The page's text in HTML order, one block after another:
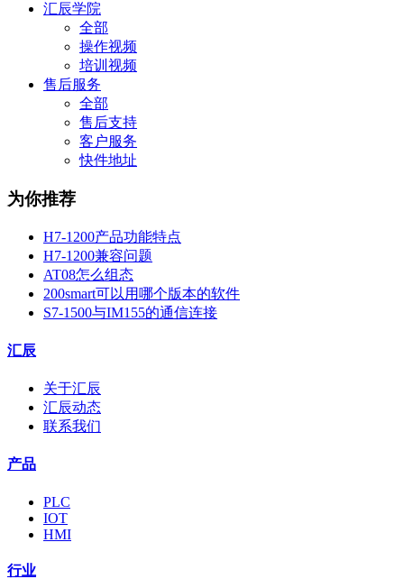
汇辰学院
全部
操作视频
培训视频
售后服务
全部
售后支持
客户服务
快件地址
为你推荐
H7-1200产品功能特点
H7-1200兼容问题
AT08怎么组态
200smart可以用哪个版本的软件
S7-1500与IM155的通信连接
汇辰
关于汇辰
汇辰动态
联系我们
产品
PLC
IOT
HMI
行业